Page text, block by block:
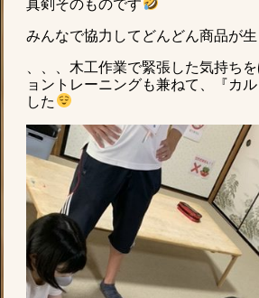
真剣そのものです
みんなで協力してどんどん商品が生
、、、木工作業で緊張した気持ち
ョントレーニングも兼ねて、『カ
した